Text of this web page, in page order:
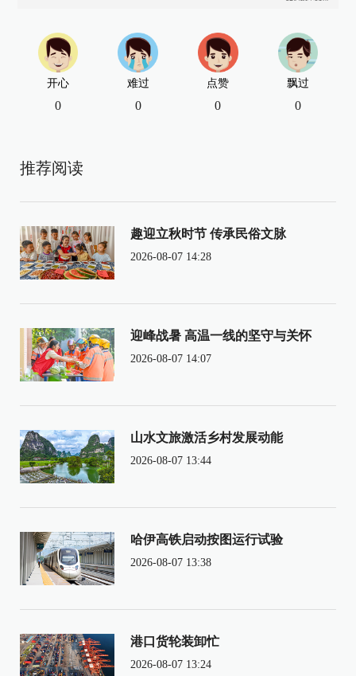
开心
0
难过
0
点赞
0
飘过
0
推荐阅读
趣迎立秋时节 传承民俗文脉
2026-08-07 14:28
迎峰战暑 高温一线的坚守与关怀
2026-08-07 14:07
山水文旅激活乡村发展动能
2026-08-07 13:44
哈伊高铁启动按图运行试验
2026-08-07 13:38
港口货轮装卸忙
2026-08-07 13:24